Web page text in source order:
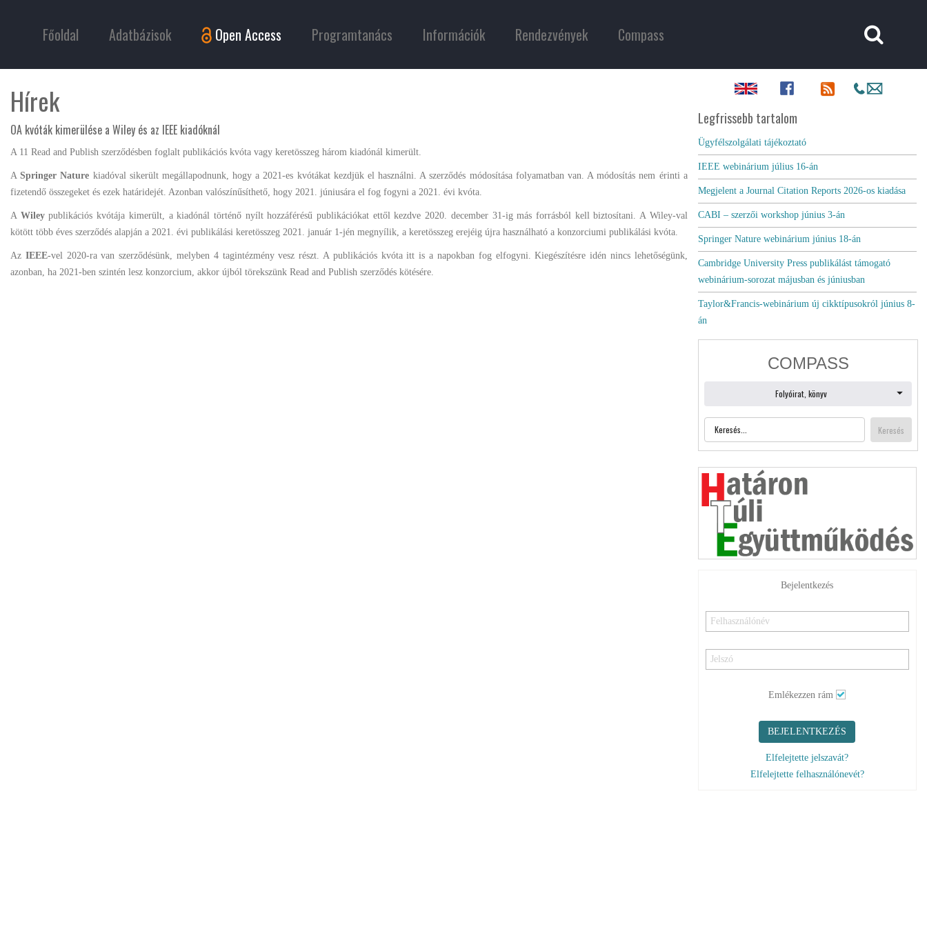
Főoldal Adatbázisok Open Access Programtanács Információk Rendezvények Compass
Hírek
OA kvóták kimerülése a Wiley és az IEEE kiadóknál
A 11 Read and Publish szerződésben foglalt publikációs kvóta vagy keretösszeg három kiadónál kimerült.
ASpringer Nature kiadóval sikerült megállapodnunk, hogy a 2021-es kvótákat kezdjük el használni. A szerződés módosítása folyamatban van. A módosítás nem érinti a
fizetendő összegeket és ezek határidejét. Azonban valószínűsíthető, hogy 2021. júniusára el fog fogyni a 2021. évi kvóta.
A Wileypublikációs kvótája kimerült, a kiadónál történő nyílt hozzáférésű publikációkat ettől kezdve 2020. december 31-ig más forrásból kell biztosítani. A Wiley-val
kötött több éves szerződés alapján a 2021. évi publikálási keretösszeg 2021. január 1-jén megnyílik, a keretösszeg erejéig újra használható a konzorciumi publikálási kvóta.
Az IEEE-vel 2020-ra van szerződésünk, melyben 4 tagintézmény vesz részt. A publikációs kvóta itt is a napokban fog elfogyni. Kiegészítésre idén nincs lehetőségünk,
azonban, ha 2021-ben szintén lesz konzorcium, akkor újból törekszünk Read and Publish szerződés kötésére.
Legfrissebb tartalom
Ügyfélszolgálati tájékoztató
IEEE webinárium július 16-án
Megjelent a Journal Citation Reports 2026-os kiadása
CABI – szerzői workshop június 3-án
Springer Nature webinárium június 18-án
Cambridge University Press publikálást támogató
webinárium-sorozat májusban és júniusban
Taylor&Francis-webinárium új cikktípusokról június 8-
án
Bejelentkezés
Emlékezzen rám
BEJELENTKEZÉS
Elfelejtette jelszavát?
Elfelejtette felhasználónevét?